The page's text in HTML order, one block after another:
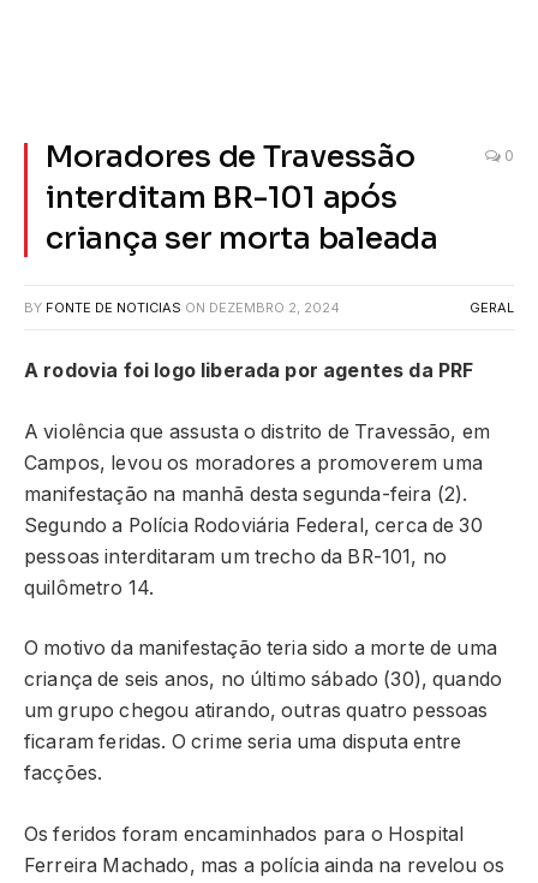
Moradores de Travessão
interditam BR-101 após
criança ser morta baleada
0
BY FONTE DE NOTICIAS ON DEZEMBRO 2, 2024 GERAL
A rodovia foi logo liberada por agentes da PRF
A violência que assusta o distrito de Travessão, em
Campos, levou os moradores a promoverem uma
manifestação na manhã desta segunda-feira (2).
Segundo a Polícia Rodoviária Federal, cerca de 30
pessoas interditaram um trecho da BR-101, no
quilômetro 14.
O motivo da manifestação teria sido a morte de uma
criança de seis anos, no último sábado (30), quando
um grupo chegou atirando, outras quatro pessoas
ficaram feridas. O crime seria uma disputa entre
facções.
Os feridos foram encaminhados para o Hospital
Ferreira Machado, mas a polícia ainda na revelou os